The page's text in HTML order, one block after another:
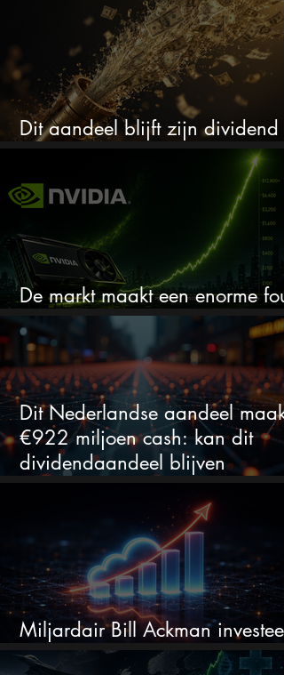
Dit aandeel blijft zijn dividend
verhogen, wat er ook gebeurt
De markt maakt een enorme fout
Dit Nederlandse aandeel maakt
€922 miljoen cash: kan dit
dividendaandeel blijven
verhogen?
Miljardair Bill Ackman investeert
miljarden in dit techaandeel